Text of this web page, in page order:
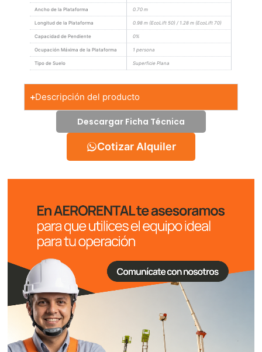
Ancho de la Plataforma 0.70 m
Longitud de la Plataforma 0.98 m (EcoLift 50) / 1.28 m (EcoLift 70)
Capacidad de Pendiente 0%
Ocupación Máxima de la Plataforma 1 persona
Tipo de Suelo Superficie Plana
Descripción del producto
Descargar Ficha Técnica
Cotizar Alquiler